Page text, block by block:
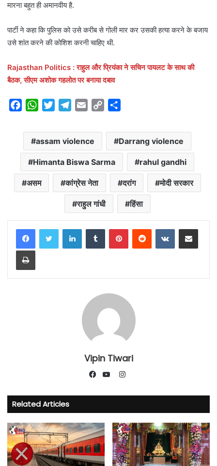
मारना बहुत ही अमानवीय है.
पार्टी ने कहा कि पुलिस को उसे करीब से गोली मार कर उसकी हत्या करने के बजाय
उसे शांत करने की कोशिश करनी चाहिए थी.
Rajasthan Politics : राहुल और प्रियंका ने सचिन पायलट के साथ की
बैठक, सीएम अशोक गहलोत पर बनाया दबाव
c
b
o
o
k
W
a
t
s
A
p
p
i
t
t
e
l
e
g
r
a
m
a
i
l
p
L
i
k
a
r
e
assam violence Darrang violence
Himanta Biswa Sarma rahul gandhi
असम कांग्रेस नेता दरांग मोदी सरकार
राहुल गांधी हिंसा
LinkedInTumblr PinterestReddit VKontakteShare via Email
Print
Vipin Tiwari
Instagram
Related Articles